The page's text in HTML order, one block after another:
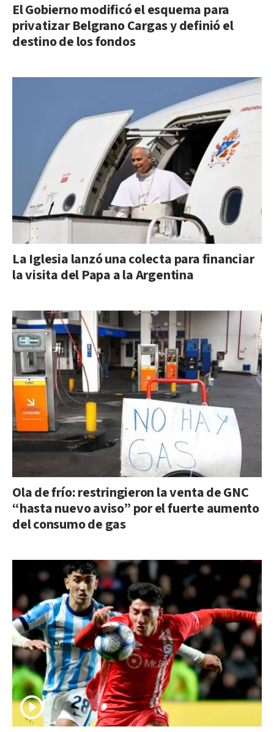
El Gobierno modificó el esquema para
privatizar Belgrano Cargas y definió el
destino de los fondos
La Iglesia lanzó una colecta para financiar
la visita del Papa a la Argentina
Ola de frío: restringieron la venta de GNC
“hasta nuevo aviso” por el fuerte aumento
del consumo de gas